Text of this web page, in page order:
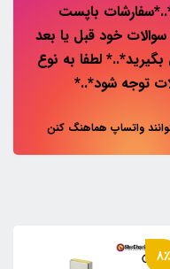
باپست
سوالات خود قبل یا بعد
لطفا به نوع
توجه شود*..*
واتساپ هماهنگ کنن
8٪